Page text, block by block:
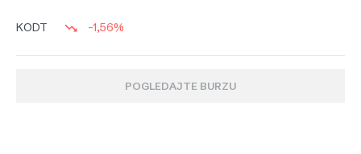
KODT -1,56%
POGLEDAJTE BURZU